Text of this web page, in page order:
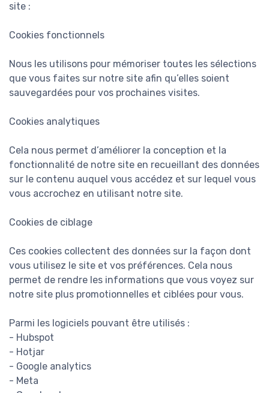
site :
Cookies fonctionnels
Nous les utilisons pour mémoriser toutes les sélections
que vous faites sur notre site afin qu’elles soient
sauvegardées pour vos prochaines visites.
Cookies analytiques
Cela nous permet d’améliorer la conception et la
fonctionnalité de notre site en recueillant des données
sur le contenu auquel vous accédez et sur lequel vous
vous accrochez en utilisant notre site.
Cookies de ciblage
Ces cookies collectent des données sur la façon dont
vous utilisez le site et vos préférences. Cela nous
permet de rendre les informations que vous voyez sur
notre site plus promotionnelles et ciblées pour vous.
Parmi les logiciels pouvant être utilisés :
- Hubspot
- Hotjar
- Google analytics
- Meta